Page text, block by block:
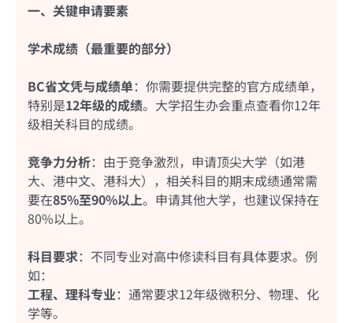
一、关键申请要素
学术成绩（最重要的部分）
BC省文凭与成绩单：你需要提供完整的官方成绩单，
特别是12年级的成绩。大学招生办会重点查看你12年
级相关科目的成绩。
竞争力分析：由于竞争激烈，申请顶尖大学（如港
大、港中文、港科大），相关科目的期末成绩通常需
要在85%至90%以上。申请其他大学，也建议保持在
80%以上。
科目要求：不同专业对高中修读科目有具体要求。例
如：
工程、理科专业：通常要求12年级微积分、物理、化
学等。